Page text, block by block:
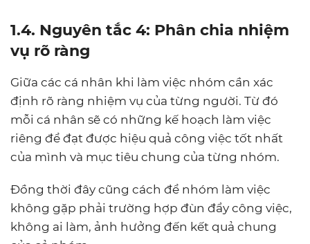
1.4. Nguyên tắc 4: Phân chia nhiệm
vụ rõ ràng
Giữa các cá nhân khi làm việc nhóm cần xác
định rõ ràng nhiệm vụ của từng người. Từ đó
mỗi cá nhân sẽ có những kế hoạch làm việc
riêng để đạt được hiệu quả công việc tốt nhất
của mình và mục tiêu chung của từng nhóm.
Đồng thời đây cũng cách để nhóm làm việc
không gặp phải trường hợp đùn đẩy công việc,
không ai làm, ảnh hưởng đến kết quả chung